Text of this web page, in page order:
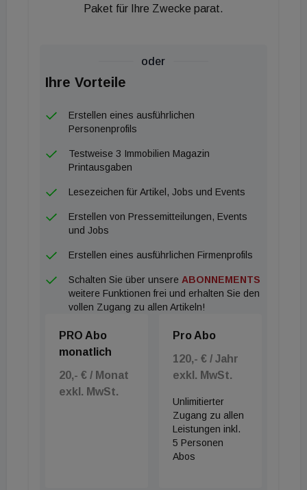
Projektentwicklungen oftmals mehrere Jahre im
hoch, allerdings sind die steigenden Mietkosten -
die Nominalmieten inflationsbedingt und die
Betriebskosten energiebedingt - ein bremsender
Faktor. Das Flächendefizit wird nächstes Jahr
allerdings weiter steigen: für 2023 erwartet Otto
Immobilien ein Fertigstellungsvolumen von lediglich
fertig gestellten Flächen von 129.000 m².
Paket für Ihre Zwecke parat.
oder
Ihre Vorteile
Erstellen eines ausführlichen
Personenprofils
Testweise 3 Immobilien Magazin
Printausgaben
Lesezeichen für Artikel, Jobs und Events
Erstellen von Pressemitteilungen, Events
und Jobs
Erstellen eines ausführlichen Firmenprofils
Schalten Sie über unsere ABONNEMENTS
weitere Funktionen frei und erhalten Sie den
vollen Zugang zu allen Artikeln!
PRO Abo
monatlich
20,- € / Monat
exkl. MwSt.
Pro Abo
120,- € / Jahr
exkl. MwSt.
Unlimitierter
Zugang zu allen
Leistungen inkl.
5 Personen
Abos